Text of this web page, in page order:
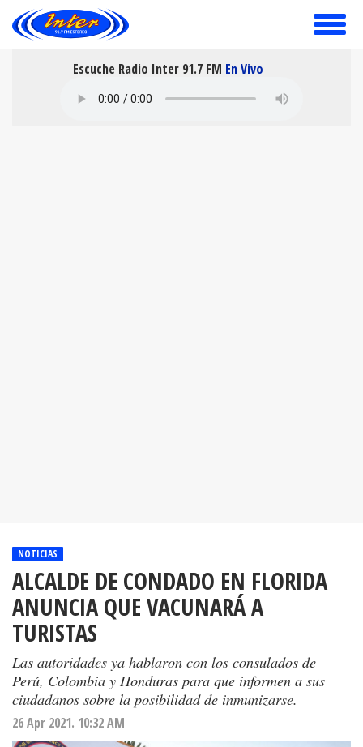
toggle
Escuche Radio Inter 91.7 FM En Vivo
NOTICIAS
ALCALDE DE CONDADO EN FLORIDA
ANUNCIA QUE VACUNARÁ A
TURISTAS
Las autoridades ya hablaron con los consulados de
Perú, Colombia y Honduras para que informen a sus
ciudadanos sobre la posibilidad de inmunizarse.
26 Apr 2021. 10:32 AM